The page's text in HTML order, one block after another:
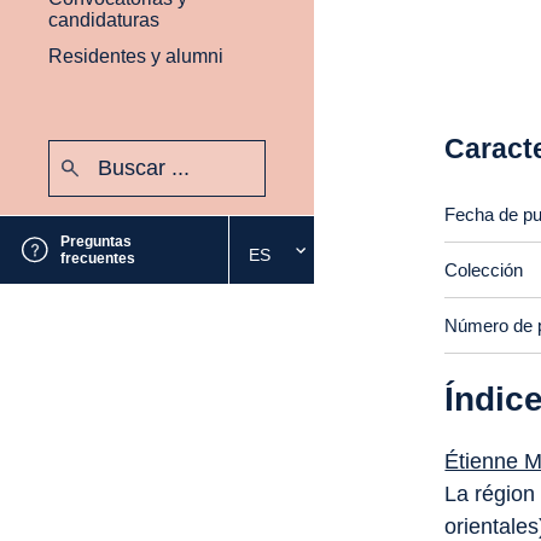
candidaturas
Residentes y alumni
Preguntas
frecuentes
Seleccione
el
ES
Fecha de
Colección
Número de
Étienne
La